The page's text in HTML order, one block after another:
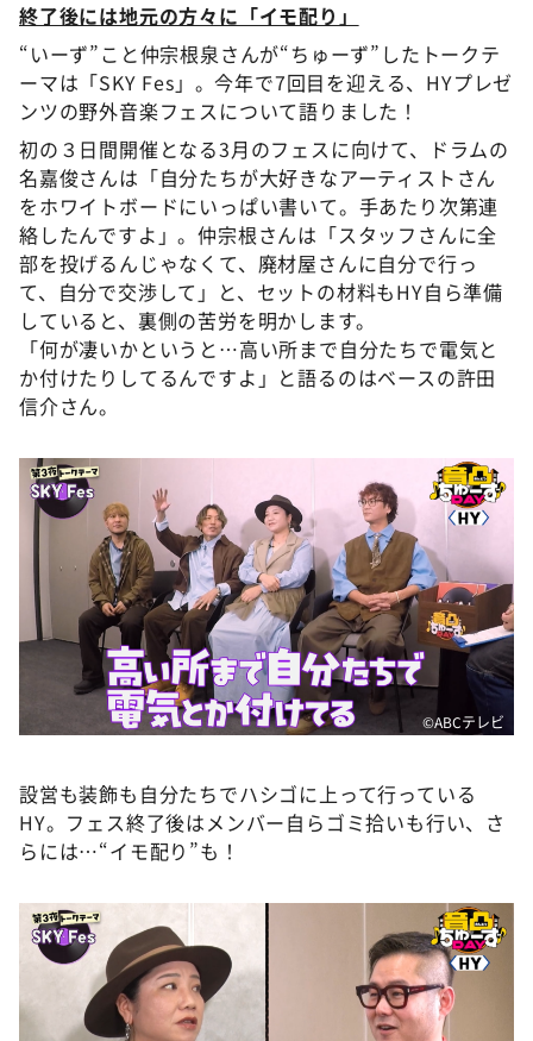
終了後には地元の方々に「イモ配り」
“いーず”こと仲宗根泉さんが“ちゅーず”したトークテ
ーマは「SKY Fes」。今年で7回目を迎える、HYプレゼ
ンツの野外音楽フェスについて語りました！
初の３日間開催となる3月のフェスに向けて、ドラムの
名嘉俊さんは「自分たちが大好きなアーティストさん
をホワイトボードにいっぱい書いて。手あたり次第連
絡したんですよ」。仲宗根さんは「スタッフさんに全
部を投げるんじゃなくて、廃材屋さんに自分で行っ
て、自分で交渉して」と、セットの材料もHY自ら準備
していると、裏側の苦労を明かします。
「何が凄いかというと…高い所まで自分たちで電気と
か付けたりしてるんですよ」と語るのはベースの許田
信介さん。
©ABCテレビ
設営も装飾も自分たちでハシゴに上って行っている
HY。フェス終了後はメンバー自らゴミ拾いも行い、さ
らには…“イモ配り”も！